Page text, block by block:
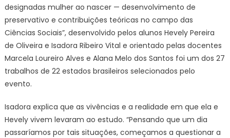
designadas mulher ao nascer — desenvolvimento de
preservativo e contribuições teóricas no campo das
Ciências Sociais”, desenvolvido pelos alunos Hevely Pereira
de Oliveira e Isadora Ribeiro Vital e orientado pelas docentes
Marcela Loureiro Alves e Alana Melo dos Santos foi um dos 27
trabalhos de 22 estados brasileiros selecionados pelo
evento.
Isadora explica que as vivências e a realidade em que ela e
Hevely vivem levaram ao estudo. “Pensando que um dia
passaríamos por tais situações, começamos a questionar a